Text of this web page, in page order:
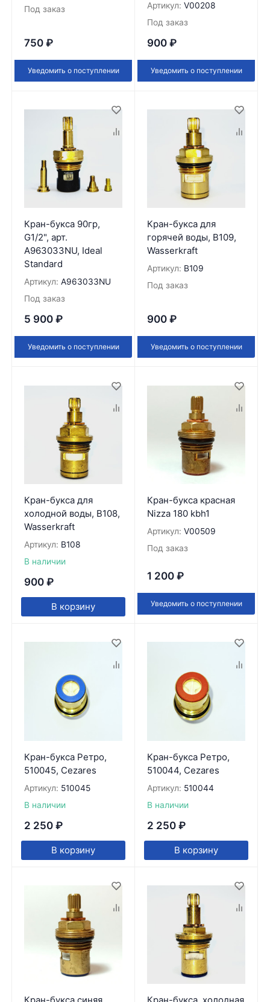
Под заказ
750 ₽
Уведомить о поступлении
Артикул: V00208
Под заказ
900 ₽
Уведомить о поступлении
Кран-букса 90гр,
G1/2", арт.
A963033NU, Ideal
Standard
Артикул: A963033NU
Под заказ
5 900 ₽
Уведомить о поступлении
Кран-букса для
горячей воды, B109,
Wasserkraft
Артикул: B109
Под заказ
900 ₽
Уведомить о поступлении
Кран-букса для
холодной воды, B108,
Wasserkraft
Артикул: B108
В наличии
900 ₽
В корзину
Кран-букса красная
Nizza 180 kbh1
Артикул: V00509
Под заказ
1 200 ₽
Уведомить о поступлении
Кран-букса Ретро,
510045, Cezares
Артикул: 510045
В наличии
2 250 ₽
В корзину
Кран-букса Ретро,
510044, Cezares
Артикул: 510044
В наличии
2 250 ₽
В корзину